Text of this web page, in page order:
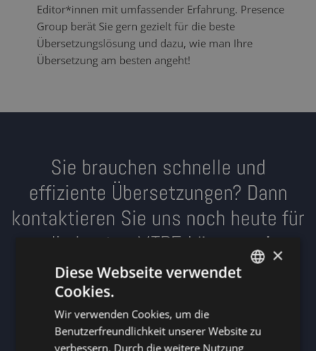
Editor*innen mit umfassender Erfahrung. Presence
Group berät Sie gern gezielt für die beste
Übersetzungslösung und dazu, wie man Ihre
Übersetzung am besten angeht!
Sie brauchen schnelle und
effiziente Übersetzungen? Dann
kontaktieren Sie uns noch heute für
die besten MTPE-Lösungen!
SPRECHEN SIE UNS AN
×
Diese Webseite verwendet
Cookies.
Wir verwenden Cookies, um die
Benutzerfreundlichkeit unserer Website zu
verbessern. Durch die weitere Nutzung